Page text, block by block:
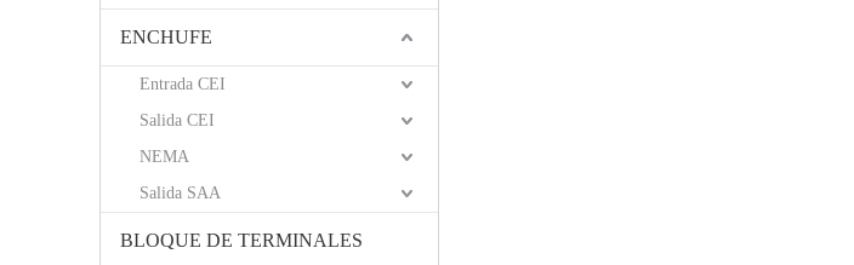
ENCHUFE
Entrada CEI
Salida CEI
NEMA
Salida SAA
BLOQUE DE TERMINALES